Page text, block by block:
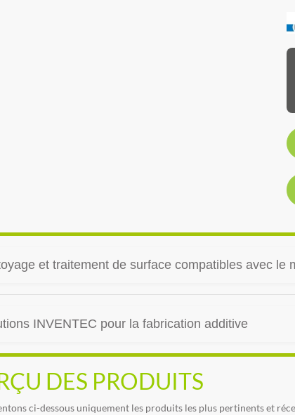
et traitement de surface compatibles avec le
INVENTEC pour la fabrication additive
DES PRODUITS
ci-dessous uniquement les produits les plus pertinents et